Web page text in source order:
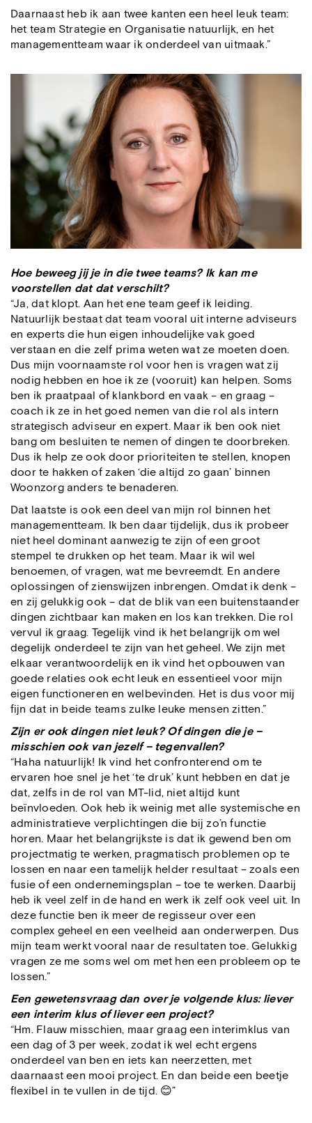
Daarnaast heb ik aan twee kanten een heel leuk team:
het team Strategie en Organisatie natuurlijk, en het
managementteam waar ik onderdeel van uitmaak.”
Hoe beweeg jij je in die twee teams? Ik kan me
voorstellen dat dat verschilt?
“Ja, dat klopt. Aan het ene team geef ik leiding.
Natuurlijk bestaat dat team vooral uit interne adviseurs
en experts die hun eigen inhoudelijke vak goed
verstaan en die zelf prima weten wat ze moeten doen.
Dus mijn voornaamste rol voor hen is vragen wat zij
nodig hebben en hoe ik ze (vooruit) kan helpen. Soms
ben ik praatpaal of klankbord en vaak – en graag –
coach ik ze in het goed nemen van die rol als intern
strategisch adviseur en expert. Maar ik ben ook niet
bang om besluiten te nemen of dingen te doorbreken.
Dus ik help ze ook door prioriteiten te stellen, knopen
door te hakken of zaken ‘die altijd zo gaan’ binnen
Woonzorg anders te benaderen.
Dat laatste is ook een deel van mijn rol binnen het
managementteam. Ik ben daar tijdelijk, dus ik probeer
niet heel dominant aanwezig te zijn of een groot
stempel te drukken op het team. Maar ik wil wel
benoemen, of vragen, wat me bevreemdt. En andere
oplossingen of zienswijzen inbrengen. Omdat ik denk –
en zij gelukkig ook – dat de blik van een buitenstaander
dingen zichtbaar kan maken en los kan trekken. Die rol
vervul ik graag. Tegelijk vind ik het belangrijk om wel
degelijk onderdeel te zijn van het geheel. We zijn met
elkaar verantwoordelijk en ik vind het opbouwen van
goede relaties ook echt leuk en essentieel voor mijn
eigen functioneren en welbevinden. Het is dus voor mij
fijn dat in beide teams zulke leuke mensen zitten.”
Zijn er ook dingen niet leuk? Of dingen die je –
misschien ook van jezelf – tegenvallen?
“Haha natuurlijk! Ik vind het confronterend om te
ervaren hoe snel je het ‘te druk’ kunt hebben en dat je
dat, zelfs in de rol van MT-lid, niet altijd kunt
beïnvloeden. Ook heb ik weinig met alle systemische en
administratieve verplichtingen die bij zo’n functie
horen. Maar het belangrijkste is dat ik gewend ben om
projectmatig te werken, pragmatisch problemen op te
lossen en naar een tamelijk helder resultaat – zoals een
fusie of een ondernemingsplan – toe te werken. Daarbij
heb ik veel zelf in de hand en werk ik zelf ook veel uit. In
deze functie ben ik meer de regisseur over een
complex geheel en een veelheid aan onderwerpen. Dus
mijn team werkt vooral naar de resultaten toe. Gelukkig
vragen ze me soms wel om met hen een probleem op te
lossen.”
Een gewetensvraag dan over je volgende klus: liever
een interim klus of liever een project?
“Hm. Flauw misschien, maar graag een interimklus van
een dag of 3 per week, zodat ik wel echt ergens
onderdeel van ben en iets kan neerzetten, met
daarnaast een mooi project. En dan beide een beetje
flexibel in te vullen in de tijd. 😊”